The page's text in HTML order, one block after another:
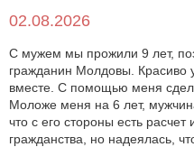
02.08.2026
С мужем мы прожили 9 лет,
гражданин Молдовы. Красиво
вместе. С помощью меня
Моложе меня на 6 лет,
что с его стороны есть
гражданства, но надеялась,